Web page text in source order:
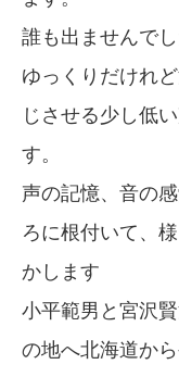
誰も出ませんで
ゆっくりだけれ
じさせる少し低
す。
声の記憶、音の
ろに根付いて、
かします
小平範男と宮沢
の地へ北海道か